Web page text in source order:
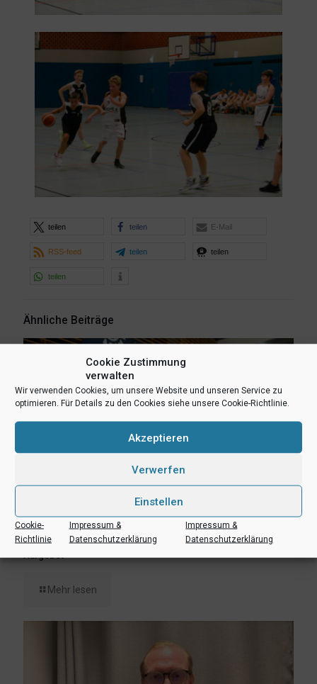
Cookie Zustimmung
verwalten
Wir verwenden Cookies, um unsere Website und unseren Service zu
optimieren. Für Details zu den Cookies siehe unsere Cookie-Richtlinie.
Akzeptieren
Verwerfen
Einstellen
Cookie-
Richtlinie
Impressum &
Datenschutzerklärung
Impressum &
Datenschutzerklärung
teilen teilen E-Mail
RSS-feed teilen teilen
teilen
Ähnliche Beiträge
6. August 2026
Lukas Freitag, Heikki Humpert und Leonard Dertmann im
Aufgebot
Mehr lesen